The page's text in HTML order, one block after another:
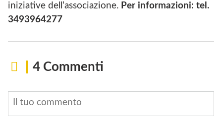
iniziative dell’associazione. Per informazioni: tel.
3493964277
4 Commenti